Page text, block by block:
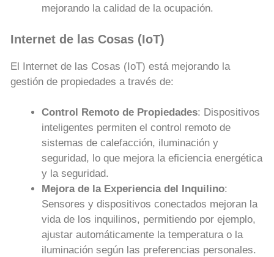
mejorando la calidad de la ocupación.
Internet de las Cosas (IoT)
El Internet de las Cosas (IoT) está mejorando la
gestión de propiedades a través de:
Control Remoto de Propiedades: Dispositivos
inteligentes permiten el control remoto de
sistemas de calefacción, iluminación y
seguridad, lo que mejora la eficiencia energética
y la seguridad.
Mejora de la Experiencia del Inquilino:
Sensores y dispositivos conectados mejoran la
vida de los inquilinos, permitiendo por ejemplo,
ajustar automáticamente la temperatura o la
iluminación según las preferencias personales.